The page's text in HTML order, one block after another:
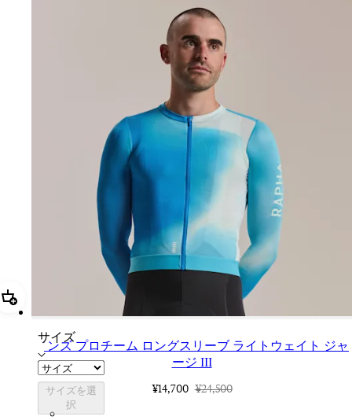
追加 メンズ プロチーム ロングスリーブ ライトウェイト ジャージ III
サイズ
サイズを選
択
メンズ プロチーム ロングスリーブ ライトウェイト ジャ
ージ III
¥14,700 ¥24,500
CUQ01XX26T